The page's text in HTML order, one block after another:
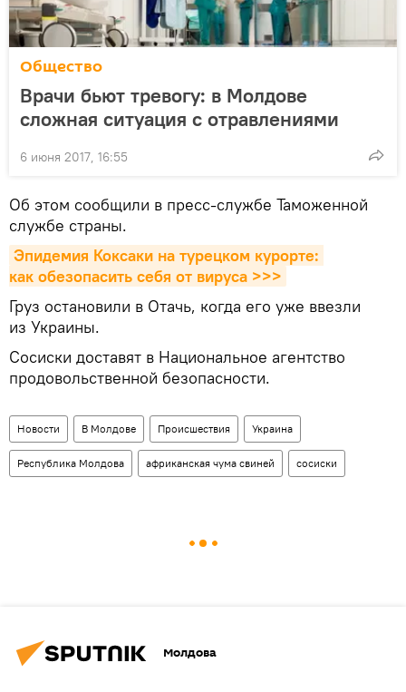
Общество
Врачи бьют тревогу: в Молдове
сложная ситуация с отравлениями
6 июня 2017, 16:55
Об этом сообщили в пресс-службе Таможенной
службе страны.
Эпидемия Коксаки на турецком курорте:
как обезопасить себя от вируса >>>
Груз остановили в Отачь, когда его уже ввезли
из Украины.
Сосиски доставят в Национальное агентство
продовольственной безопасности.
Новости В Молдове Происшествия Украина
Республика Молдова африканская чума свиней сосиски
Молдова